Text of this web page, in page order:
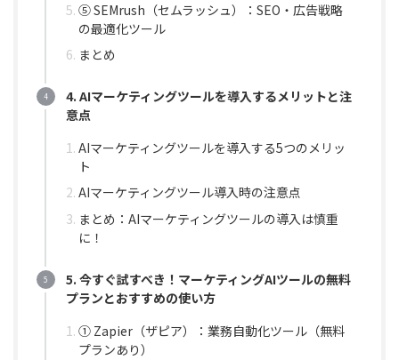
⑤ SEMrush（セムラッシュ）：SEO・広告戦略
の最適化ツール
まとめ
4. AIマーケティングツールを導入するメリットと注
意点
AIマーケティングツールを導入する5つのメリッ
ト
AIマーケティングツール導入時の注意点
まとめ：AIマーケティングツールの導入は慎重
に！
5. 今すぐ試すべき！マーケティングAIツールの無料
プランとおすすめの使い方
① Zapier（ザピア）：業務自動化ツール（無料
プランあり）